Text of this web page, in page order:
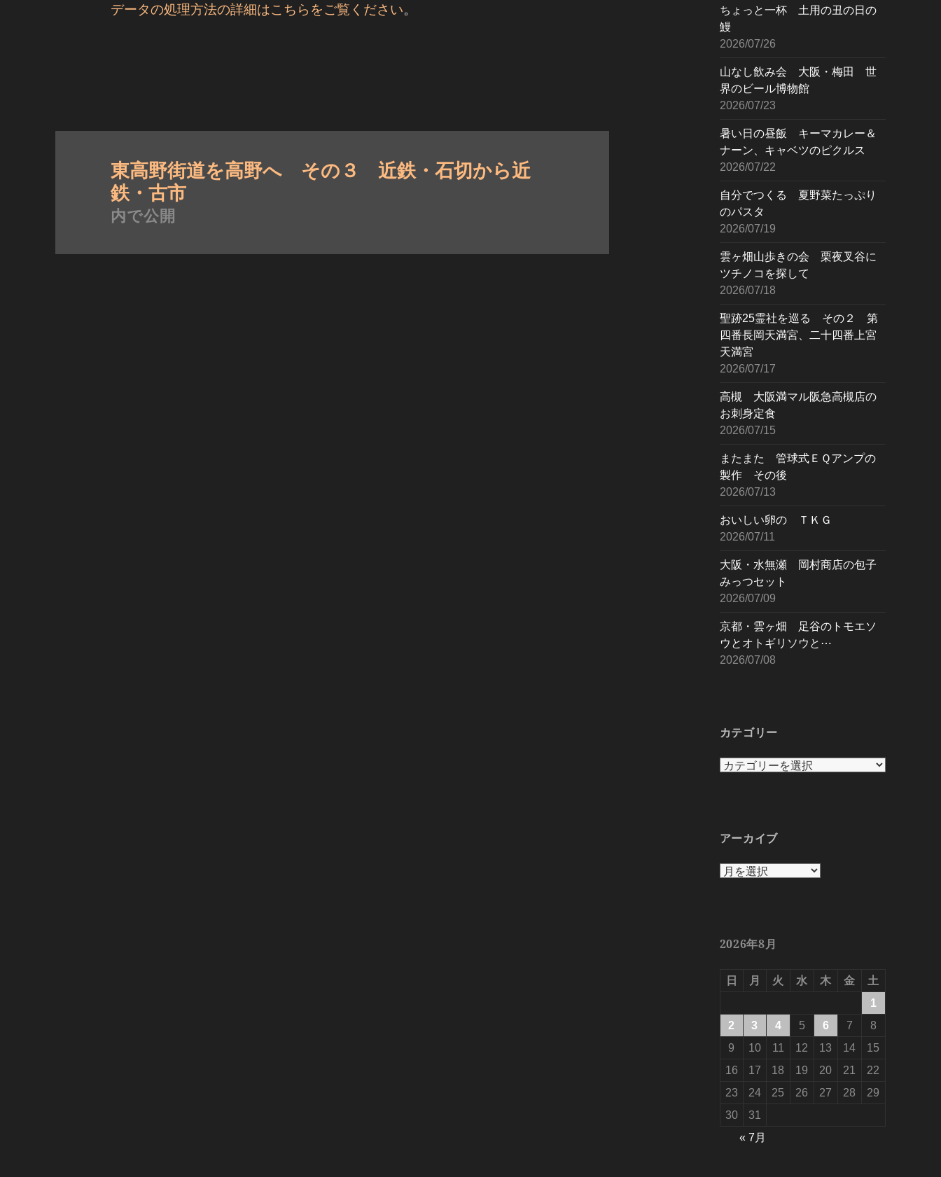
ちょっと一杯 土用の丑の日の
鰻
2026/07/26
山なし飲み会 大阪・梅田 世
界のビール博物館
2026/07/23
暑い日の昼飯 キーマカレー＆
ナーン、キャベツのピクルス
2026/07/22
自分でつくる 夏野菜たっぷり
のパスタ
2026/07/19
雲ヶ畑山歩きの会 栗夜叉谷に
ツチノコを探して
2026/07/18
聖跡25霊社を巡る その２ 第
四番長岡天満宮、二十四番上宮
天満宮
2026/07/17
高槻 大阪満マル阪急高槻店の
お刺身定食
2026/07/15
またまた 管球式ＥＱアンプの
製作 その後
2026/07/13
おいしい卵の ＴＫＧ
2026/07/11
大阪・水無瀬 岡村商店の包子
みっつセット
2026/07/09
京都・雲ヶ畑 足谷のトモエソ
ウとオトギリソウと⋯
2026/07/08
カテゴリー
カ
ー
アーカイブ
ア
ブ
2026年8月
日 月 火 水 木 金
土
1
2
3 4 5 6 7
8
9
10 11 12 13 14
15
16
17 18 19 20 21
22
23
24 25 26 27 28
29
30
31
« 7月
データの処理方法の詳細はこちらをご覧ください。
東高野街道を高野へ その３ 近鉄・石切から近
鉄・古市
内で公開